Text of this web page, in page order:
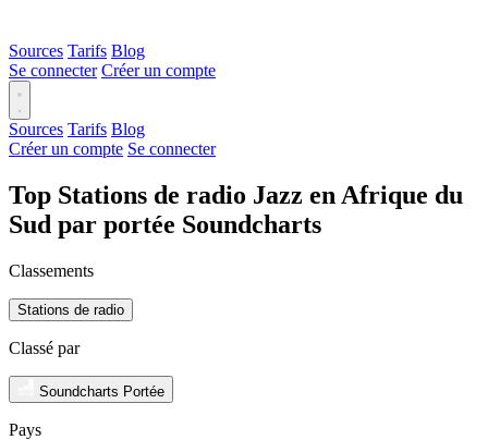
Sources Tarifs Blog
Se connecter Créer un compte
Sources Tarifs Blog
Créer un compte Se connecter
Top Stations de radio Jazz en Afrique du
Sud par portée Soundcharts
Classements
Stations de radio
Classé par
Soundcharts Portée
Pays